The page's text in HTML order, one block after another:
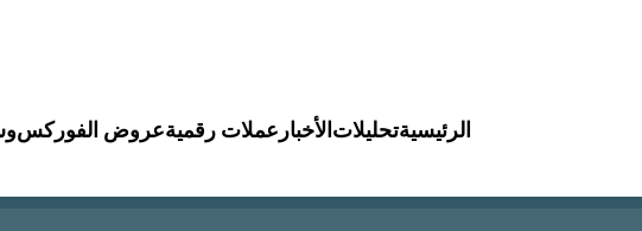
الرئيسيةتحليلات الأخبار عملات رقميةعروض الفوركس